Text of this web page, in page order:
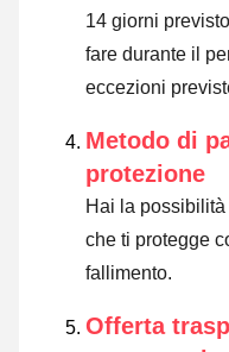
14 giorni
fare durante il
eccezioni
Metodo di
protezione
Hai la
che ti protegge
fallimento.
Offerta